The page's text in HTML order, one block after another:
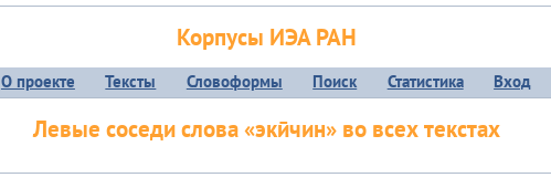
Корпусы ИЭА РАН
О проекте Тексты Словоформы Поиск Статистика Вход
Левые соседи слова «экӣчин» во всех текстах